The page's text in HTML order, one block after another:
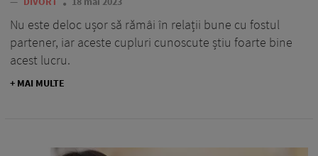
Nu este deloc ușor să rămâi în relații bune cu fostul
partener, iar aceste cupluri cunoscute știu foarte bine
acest lucru.
+ MAI MULTE